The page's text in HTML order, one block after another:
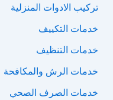
تركيب الادوات المنزلية
خدمات التكييف
خدمات التنظيف
خدمات الرش والمكافحة
خدمات الصرف الصحي